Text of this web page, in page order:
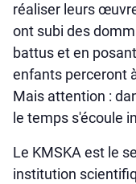
réaliser leurs
ont subi des
battus et en
enfants perceront
Mais attention :
le temps s'écoule
Le KMSKA est le
institution